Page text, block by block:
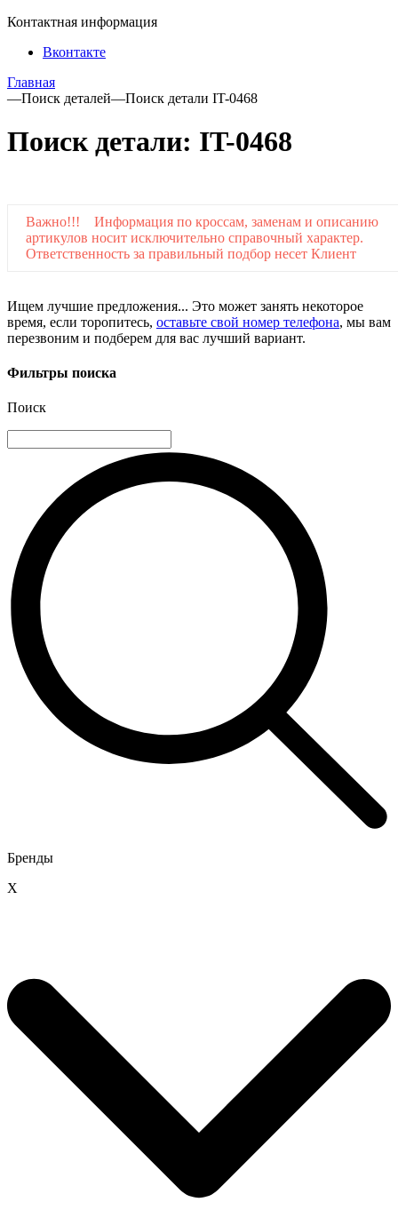
Контактная информация
Вконтакте
Главная
—Поиск деталей—Поиск детали IT-0468
Поиск детали: IT-0468
Важно!!! Информация по кроссам, заменам и описанию
артикулов носит исключительно справочный характер.
Ответственность за правильный подбор несет Клиент
Ищем лучшие предложения... Это может занять некоторое
время, если торопитесь, оставьте свой номер телефона, мы вам
перезвоним и подберем для вас лучший вариант.
Фильтры поиска
Поиск
Бренды
X